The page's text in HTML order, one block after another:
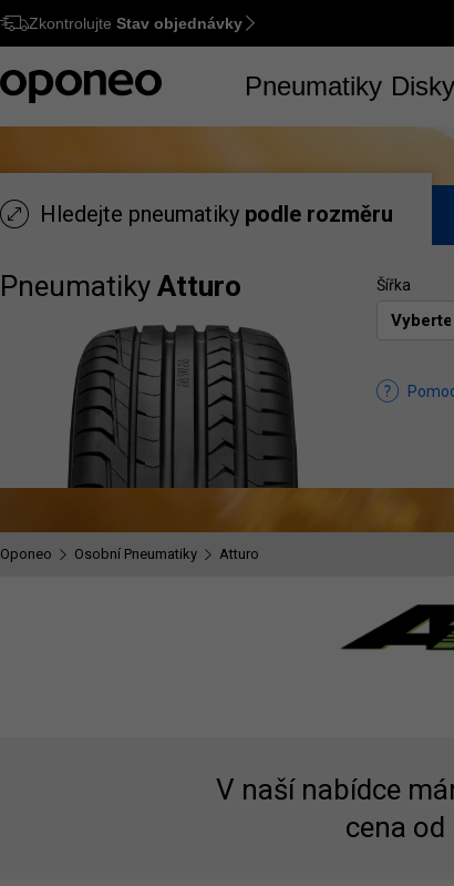
Ctrl M
Zkontrolujte Stav objednávky
Pneumatiky Disky
Hledejte pneumatiky podle rozměru
Pneumatiky Atturo Šířka
Oponeo Osobní Pneumatiky Atturo
V naší nabídce
cena od